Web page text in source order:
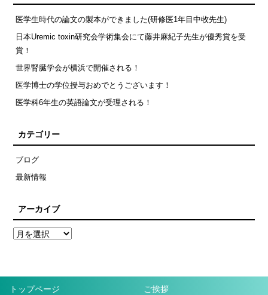
医学生時代の論文の製本ができました(研修医1年目中牧先生)
日本Uremic toxin研究会学術集会にて藤井麻紀子先生が優秀賞を受
賞！
世界腎臓学会が横浜で開催される！
医学博士の学位授与おめでとうございます！
医学科6年生の英語論文が受理される！
カテゴリー
ブログ
最新情報
アーカイブ
トップページ
ご挨拶